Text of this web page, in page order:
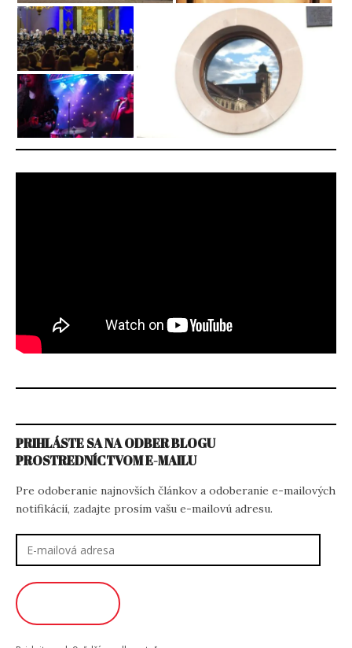
PRIHLÁSTE SA NA ODBER BLOGU
PROSTREDNÍCTVOM E-MAILU
Pre odoberanie najnovších článkov a odoberanie e-mailových
notifikácií, zadajte prosím vašu e-mailovú adresu.
adresa